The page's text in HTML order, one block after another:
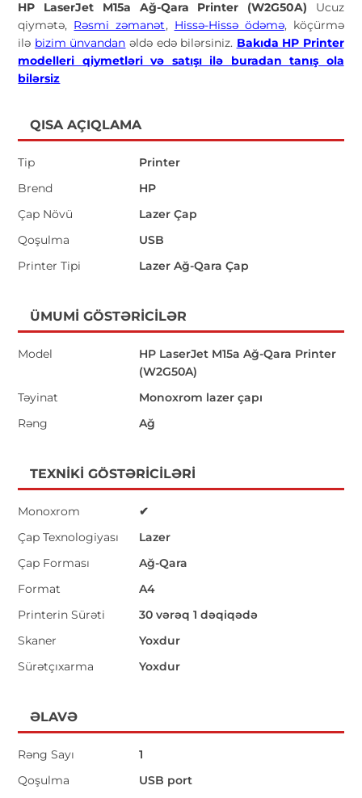
HP LaserJet M15a Ağ-Qara Printer (W2G50A) Ucuz
qiymətə, Rəsmi zəmanət, Hissə-Hissə ödəmə, köçürmə
ilə bizim ünvandan əldə edə bilərsiniz. Bakıda HP Printer
modelleri qiymetləri və satışı ilə buradan tanış ola
bilərsiz
QISA AÇIQLAMA
Tip
Printer
Brend
HP
Çap Növü
Lazer Çap
Qoşulma
USB
Printer Tipi
Lazer Ağ-Qara Çap
ÜMUMI GÖSTƏRICILƏR
Model
HP LaserJet M15a Ağ-Qara Printer
(W2G50A)
Təyinat
Monoxrom lazer çapı
Rəng
Ağ
TEXNIKI GÖSTƏRICILƏRI
Monoxrom
✔
Çap Texnologiyası
Lazer
Çap Forması
Ağ-Qara
Format
A4
Printerin Sürəti
30 vərəq 1 dəqiqədə
Skaner
Yoxdur
Sürətçıxarma
Yoxdur
ƏLAVƏ
Rəng Sayı
1
Qoşulma
USB port